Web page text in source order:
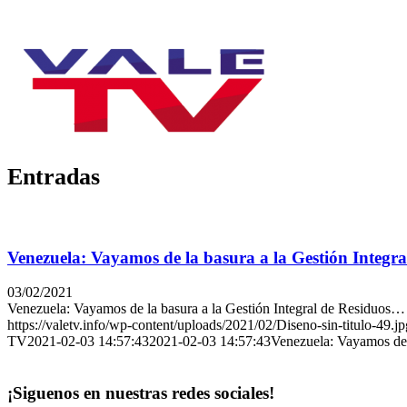
Entradas
Venezuela: Vayamos de la basura a la Gestión
03/02/2021
Venezuela: Vayamos de la basura a la Gestión Integral de Residuos…
https://valetv.info/wp-content/uploads/2021/02/Diseno-sin-titulo-
TV2021-02-03 14:57:432021-02-03 14:57:43Venezuela: Vayamos
¡Siguenos en nuestras redes sociales!